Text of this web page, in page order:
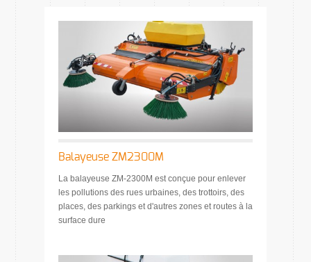
Balayeuse ZM2300M
La balayeuse ZM-2300M est conçue pour enlever
les pollutions des rues urbaines, des trottoirs, des
places, des parkings et d'autres zones et routes à la
surface dure